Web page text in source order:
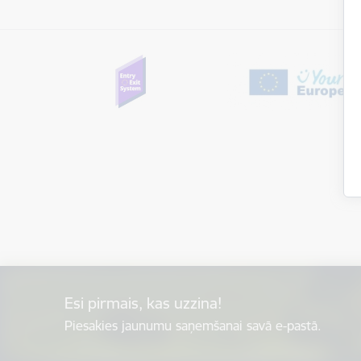
Esi pirmais, kas uzzina!
Piesakies jaunumu saņemšanai savā e-pastā.